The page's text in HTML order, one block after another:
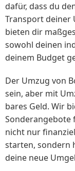
dafür, dass du
Transport deiner
bieten dir
sowohl deinen
deinem Budget
Der Umzug von
sein, aber mit
bares Geld. Wir
Sonderangebote
nicht nur
starten, sondern
deine neue